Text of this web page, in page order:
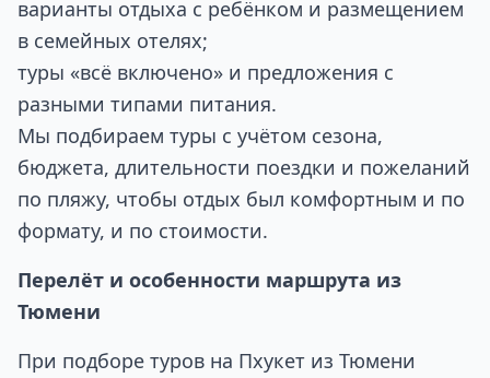
варианты отдыха с ребёнком и размещением
в семейных отелях;
туры «всё включено» и предложения с
разными типами питания.
Мы подбираем туры с учётом сезона,
бюджета, длительности поездки и пожеланий
по пляжу, чтобы отдых был комфортным и по
формату, и по стоимости.
Перелёт и особенности маршрута из
Тюмени
При подборе туров на Пхукет из Тюмени